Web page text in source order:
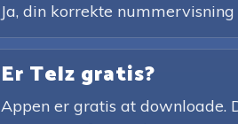
Ja, din korrekte
Er Telz gratis?
Appen er gratis at downloade.